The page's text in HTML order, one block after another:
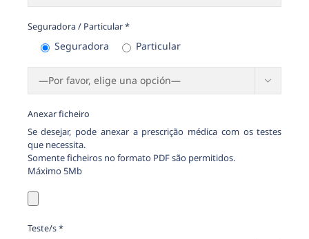
Seguradora / Particular *
Seguradora Particular

Anexar ficheiro
Se desejar, pode anexar a prescrição médica com os testes
que necessita.
Somente ficheiros no formato PDF são permitidos.
Máximo 5Mb
Teste/s *